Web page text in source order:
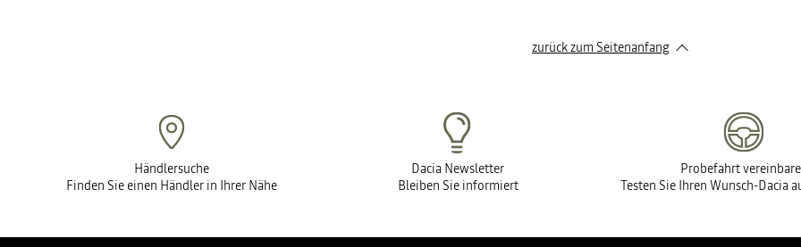
zurück zum Seitenanfang
Händlersuche
Finden Sie einen Händler in Ihrer Nähe
Dacia Newsletter
Bleiben Sie informiert
Probefahrt
Testen Sie Ihren Wunsch-Dacia